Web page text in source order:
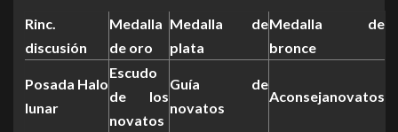
Rinc.
discusión
Medalla
de oro
Medalla de
plata
Medalla de
bronce
Posada Halo
lunar
Escudo
de los
novatos
Guía de
novatos
Aconsejanovatos